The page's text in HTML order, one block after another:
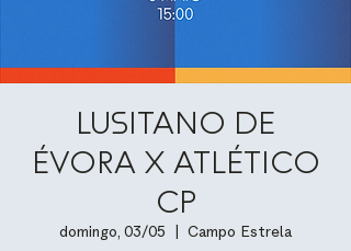
LUSITANO DE
ÉVORA X ATLÉTICO
CP
domingo, 03/05 Campo Estrela